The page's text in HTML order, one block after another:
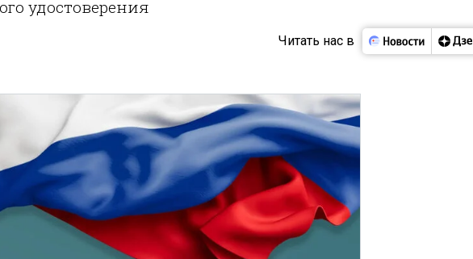
удостоверения
Читать нас в